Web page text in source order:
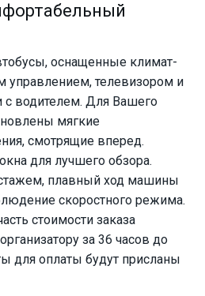
оснащенные климат-
телевизором и
водителем. Для Вашего
мягкие
смотрящие вперед.
для лучшего обзора.
плавный ход машины
скоростного режима.
стоимости заказа
за 36 часов до
для оплаты будут присланы